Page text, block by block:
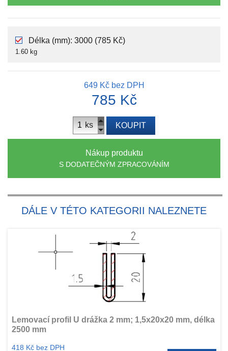
Délka (mm): 3000 (785 Kč)
1.60 kg
649 Kčbez DPH
785 Kč
ks KOUPIT
Nákup produktu
S DODATEČNÝM ZPRACOVÁNÍM
DÁLE V TÉTO KATEGORII NALEZNETE
Lemovací profil U drážka 2 mm; 1,5x20x20 mm, délka
2500 mm
418 Kč bez DPH